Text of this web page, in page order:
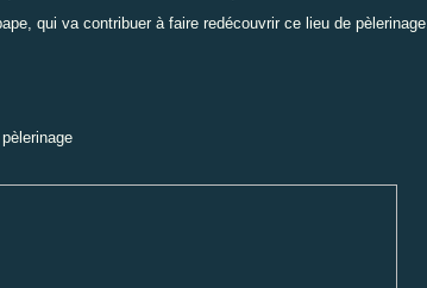
qui va contribuer à faire redécouvrir ce lieu de pèlerinage.